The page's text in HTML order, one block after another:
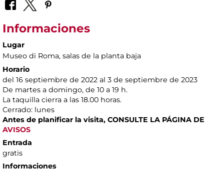
Informaciones
Lugar
Museo di Roma, salas de la planta baja
Horario
del 16 septiembre de 2022 al 3 de septiembre de 2023
De martes a domingo, de 10 a 19 h.
La taquilla cierra a las 18.00 horas.
Cerrado: lunes
Antes de planificar la visita, CONSULTE LA PÁGINA DE
AVISOS
Entrada
gratis
Informaciones